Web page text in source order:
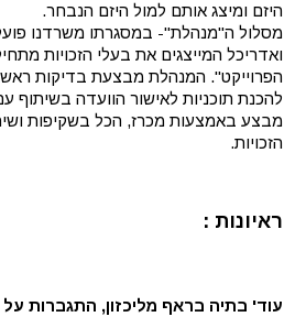
היזם ומיצג אותם למול היזם הנבחר.
מסלול ה"מנהלת"- במסגרתו משרדנו
ואדריכל המייצגים את בעלי הזכויות
הפרוייקט". המנהלת מבצעת בדיקות
להכנת תוכניות לאישור הוועדה בשיתוף
מבצע באמצעות מכרז, הכל בשקיפות
הזכויות.
ראיונות :
עוד' בתיה בראף מליכזון, התגברות